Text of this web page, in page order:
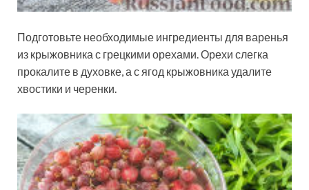
Подготовьте необходимые ингредиенты для варенья
из крыжовника с грецкими орехами. Орехи слегка
прокалите в духовке, а с ягод крыжовника удалите
хвостики и черенки.